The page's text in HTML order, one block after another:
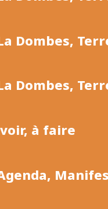
Dombes,
Dombes,
à faire
Foire
de la